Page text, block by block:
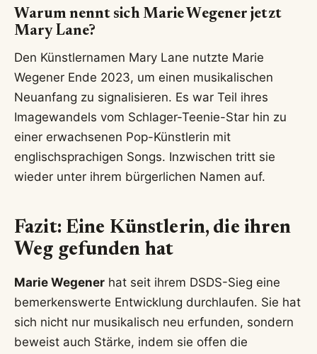
Warum nennt sich Marie Wegener jetzt
Mary Lane?
Den Künstlernamen Mary Lane nutzte Marie
Wegener Ende 2023, um einen musikalischen
Neuanfang zu signalisieren. Es war Teil ihres
Imagewandels vom Schlager-Teenie-Star hin zu
einer erwachsenen Pop-Künstlerin mit
englischsprachigen Songs. Inzwischen tritt sie
wieder unter ihrem bürgerlichen Namen auf.
Fazit: Eine Künstlerin, die ihren
Weg gefunden hat
Marie Wegener hat seit ihrem DSDS-Sieg eine
bemerkenswerte Entwicklung durchlaufen. Sie hat
sich nicht nur musikalisch neu erfunden, sondern
beweist auch Stärke, indem sie offen die